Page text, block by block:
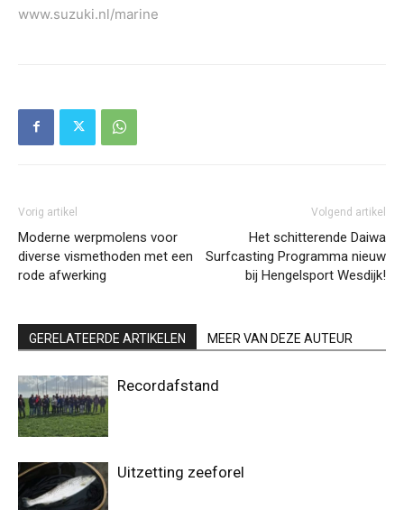
www.suzuki.nl/marine
Vorig artikel
Moderne werpmolens voor
diverse vismethoden met een
rode afwerking
Volgend artikel
Het schitterende Daiwa
Surfcasting Programma nieuw
bij Hengelsport Wesdijk!
GERELATEERDE ARTIKELEN MEER VAN DEZE AUTEUR
Recordafstand
Uitzetting zeeforel